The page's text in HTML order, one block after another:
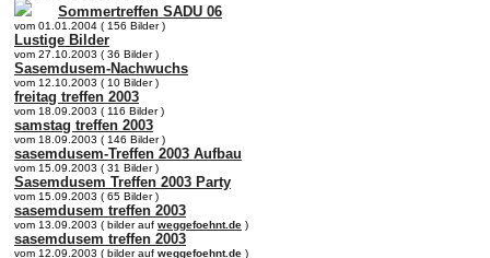
Sommertreffen SADU 06
vom 01.01.2004 ( 156 Bilder )
Lustige Bilder
vom 27.10.2003 ( 36 Bilder )
Sasemdusem-Nachwuchs
vom 12.10.2003 ( 10 Bilder )
freitag treffen 2003
vom 18.09.2003 ( 116 Bilder )
samstag treffen 2003
vom 18.09.2003 ( 146 Bilder )
sasemdusem-Treffen 2003 Aufbau
vom 15.09.2003 ( 31 Bilder )
Sasemdusem Treffen 2003 Party
vom 15.09.2003 ( 65 Bilder )
sasemdusem treffen 2003
vom 13.09.2003 ( bilder auf weggefoehnt.de )
sasemdusem treffen 2003
vom 12.09.2003 ( bilder auf weggefoehnt.de )